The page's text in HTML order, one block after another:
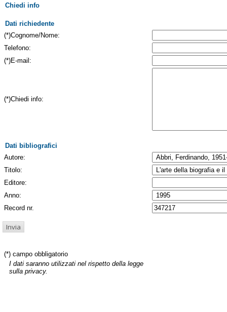
Chiedi info
Dati richiedente
(*)Cognome/Nome:
Telefono:
(*)E-mail:
(*)Chiedi info:
Dati bibliografici
Autore:
Titolo:
Editore:
Anno:
Record nr.
(*) campo obbligatorio
I dati saranno utilizzati nel rispetto della legge
sulla privacy.